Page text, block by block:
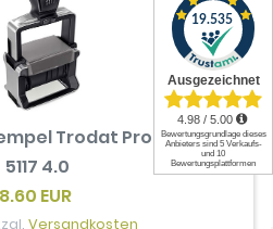
Trodat Professional
5117 4.0
EUR
Versandkosten